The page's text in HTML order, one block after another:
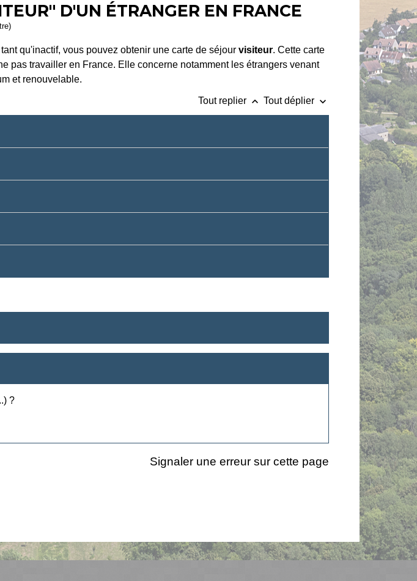
D'UN ÉTRANGER EN FRANCE
qu'inactif, vous pouvez obtenir une carte de séjourvisiteur. Cette carte
pas travailler en France. Elle concerne notamment les étrangers venant
et renouvelable.
Tout replier keyboard_arrow_up Tout déplier keyboard_arrow_down
?
Signaler une erreur sur cette page